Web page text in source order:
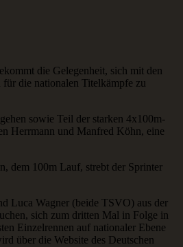
die Gelegenheit, sich mit den
die nationalen Titelkämpfe zu
sowie Teil der starken 4x100m-
Herrmann und Manfred Köhn, eine
dem 100m Lauf, strebt der Sprinter
Luca Wagner (beide TSVO) aus der
sich zum dritten Mal in Folge in
Einzelrennen auf nationaler Ebene
über die Website des Deutschen